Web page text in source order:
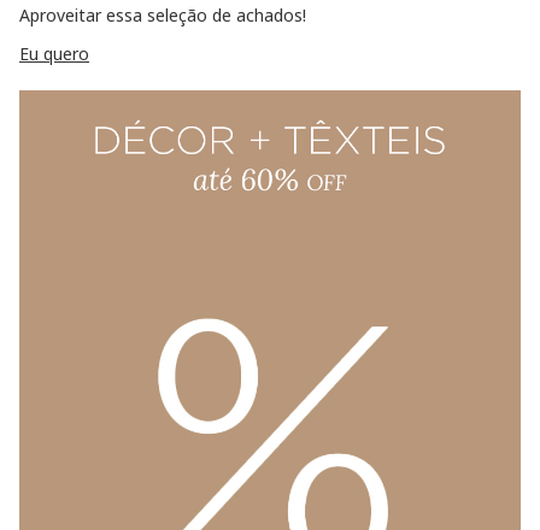
Aproveitar essa seleção de achados!
Eu quero